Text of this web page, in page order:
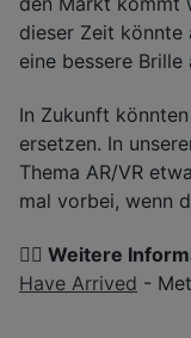
dieser Zeit könnte
eine bessere
In Zukunft
ersetzen. In
Thema AR/VR
mal vorbei, wenn
👉🏽 Weitere
Have Arrived -